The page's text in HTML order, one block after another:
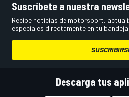
Suscríbete a nuestra
Recibe noticias de motorsport,
especiales directamente en tu
Descarga tus